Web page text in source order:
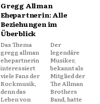
Gregg Allman
Ehepartnerin: Alle
Beziehungen im
Überblick
Das Thema
gregg allman
ehepartnerin
interessiert
viele Fans der
Rockmusik,
denn das
Leben von
Der
legendäre
Musiker,
bekannt als
Mitglied der
The Allman
Brothers
Band, hatte